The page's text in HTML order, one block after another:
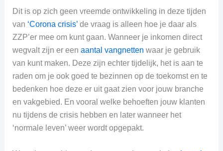
Dit is op zich geen vreemde ontwikkeling in deze tijden
van ‘Corona crisis’de vraag is alleen hoe je daar als
ZZP’er mee om kunt gaan. Wanneer je inkomen direct
wegvalt zijn er een aantal vangnetten waar je gebruik
van kunt maken. Deze zijn echter tijdelijk, het is aan te
raden om je ook goed te bezinnen op de toekomst en te
bedenken hoe deze er uit gaat zien voor jouw branche
en vakgebied. En vooral welke behoeften jouw klanten
nu tijdens de crisis hebben en later wanneer het
‘normale leven’ weer wordt opgepakt.